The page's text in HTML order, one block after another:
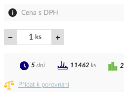
Cena s DPH
ks
Přidat k porovnání
5 dní 11462 ks